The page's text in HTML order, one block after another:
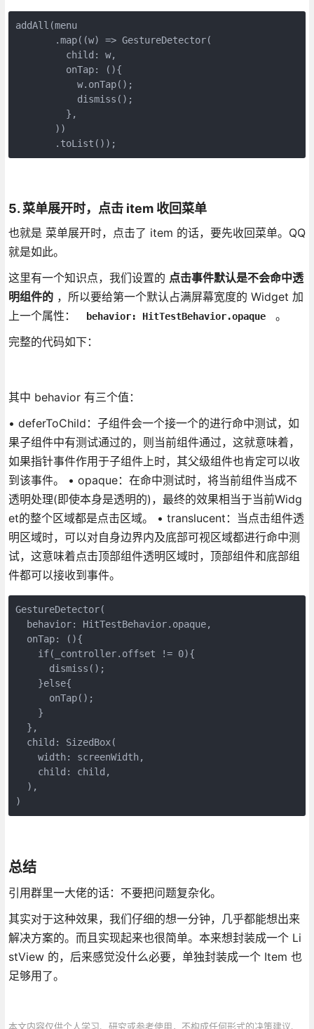
addAll(menu
       .map((w) => GestureDetector(
         child: w,
         onTap: (){
           w.onTap();
           dismiss();
         },
       ))
       .toList());
5. 菜单展开时，点击 item 收回菜单
也就是 菜单展开时，点击了 item 的话，要先收回菜单。QQ
就是如此。
这里有一个知识点，我们设置的 点击事件默认是不会命中透
明组件的，所以要给第一个默认占满屏幕宽度的 Widget 加
上一个属性：
behavior: HitTestBehavior.opaque
。
完整的代码如下：
其中 behavior 有三个值：
• deferToChild：子组件会一个接一个的进行命中测试，如
果子组件中有测试通过的，则当前组件通过，这就意味着，
如果指针事件作用于子组件上时，其父级组件也肯定可以收
到该事件。 • opaque：在命中测试时，将当前组件当成不
透明处理(即使本身是透明的)，最终的效果相当于当前Widg
et的整个区域都是点击区域。 • translucent：当点击组件透
明区域时，可以对自身边界内及底部可视区域都进行命中测
试，这意味着点击顶部组件透明区域时，顶部组件和底部组
件都可以接收到事件。
GestureDetector(
  behavior: HitTestBehavior.opaque,
  onTap: (){
    if(_controller.offset != 0){
      dismiss();
    }else{
      onTap();
    }
  },
  child: SizedBox(
    width: screenWidth,
    child: child,
  ),
)
总结
引用群里一大佬的话：不要把问题复杂化。
其实对于这种效果，我们仔细的想一分钟，几乎都能想出来
解决方案的。而且实现起来也很简单。本来想封装成一个 Li
stView 的，后来感觉没什么必要，单独封装成一个 Item 也
足够用了。
本文内容仅供个人学习、研究或参考使用，不构成任何形式的决策建议、